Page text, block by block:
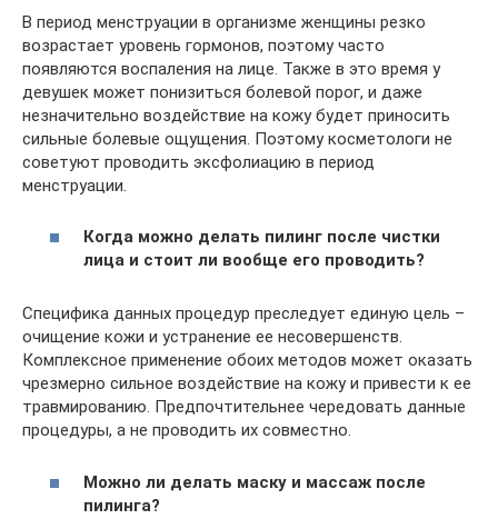
В период менструации в организме женщины резко
возрастает уровень гормонов, поэтому часто
появляются воспаления на лице. Также в это время у
девушек может понизиться болевой порог, и даже
незначительно воздействие на кожу будет приносить
сильные болевые ощущения. Поэтому косметологи не
советуют проводить эксфолиацию в период
менструации.
Когда можно делать пилинг после чистки
лица и стоит ли вообще его проводить?
Специфика данных процедур преследует единую цель –
очищение кожи и устранение ее несовершенств.
Комплексное применение обоих методов может оказать
чрезмерно сильное воздействие на кожу и привести к ее
травмированию. Предпочтительнее чередовать данные
процедуры, а не проводить их совместно.
Можно ли делать маску и массаж после
пилинга?